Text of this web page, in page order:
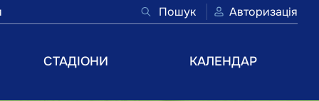
Пошук Авторизація
СТАДІОНИ КАЛЕНДАР